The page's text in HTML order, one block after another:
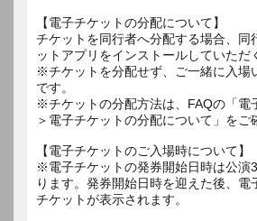
【電子チケットの分配について】
チケットを同行者へ分配する場合、同
ットアプリをインストールしていただ
※チケットを分配せず、ご一緒に入場
です。
※チケットの分配方法は、FAQの「電
＞電子チケットの分配について」をご
【電子チケットのご入場時について】
※電子チケットの発券開始日時は公演
ります。発券開始日時を迎えた後、電
チケットが表示されます。